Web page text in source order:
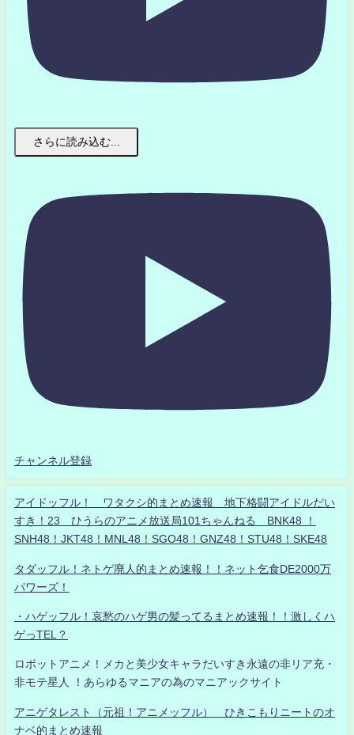
さらに読み込む...
チャンネル登録
アイドッフル！ ワタクシ的まとめ速報 地下格闘アイドルだい
すき！23 ひうらのアニメ放送局101ちゃんねる BNK48 ！
SNH48！JKT48！MNL48！SGO48！GNZ48！STU48！SKE48
タダッフル！ネトゲ廃人的まとめ速報！！ネット乞食DE2000万
パワーズ！
・ハゲッフル！哀愁のハゲ男の髪ってるまとめ速報！！激しくハ
ゲっTEL？
ロボットアニメ！メカと美少女キャラだいすき永遠の非リア充・
非モテ星人 ！あらゆるマニアの為のマニアックサイト
アニゲタレスト（元祖！アニメッフル） ひきこもりニートのオ
ナベ的まとめ速報